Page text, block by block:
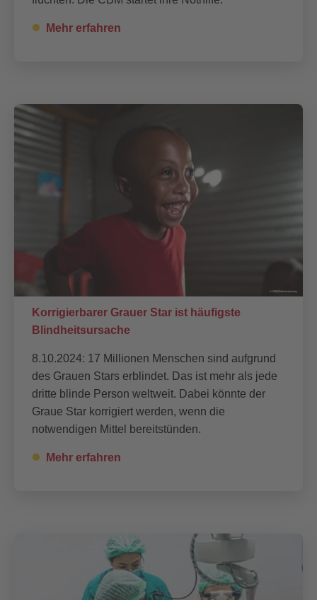
Mehr erfahren
Korrigierbarer Grauer Star ist häufigste
Blindheitsursache
8.10.2024: 17 Millionen Menschen sind aufgrund
des Grauen Stars erblindet. Das ist mehr als jede
dritte blinde Person weltweit. Dabei könnte der
Graue Star korrigiert werden, wenn die
notwendigen Mittel bereitstünden.
Mehr erfahren